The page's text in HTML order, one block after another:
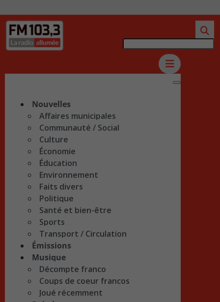
Nouvelles
Affaires municipales
Communauté / Social
Culture
Économie
Éducation
Environnement
Faits divers
Politique
Santé et bien-être
Sports
Transport / Circulation
Émissions
Musique
Décompte franco
Coups de coeur francos
Joué récemment